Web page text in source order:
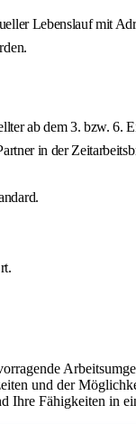
Lebenslauf mit
ab dem 3. bzw. 6.
in der
und der
Fähigkeiten in